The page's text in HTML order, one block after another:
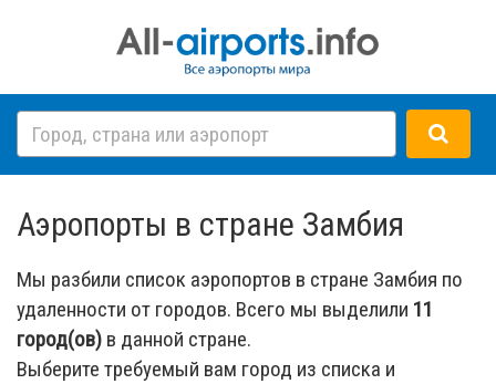
Аэропорты в стране Замбия
Мы разбили список аэропортов в стране Замбия по
удаленности от городов. Всего мы выделили 11
город(ов) в данной стране.
Выберите требуемый вам город из списка и